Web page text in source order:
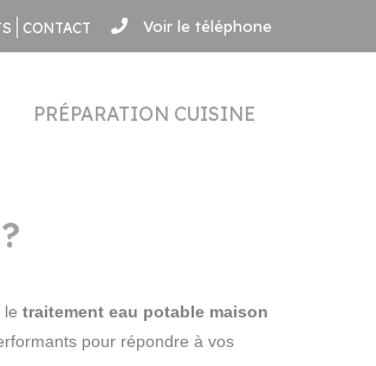
Voir le téléphone
CONTACT
PRÉPARATION CUISINE
le traitement eau potable maison
pour répondre à vos